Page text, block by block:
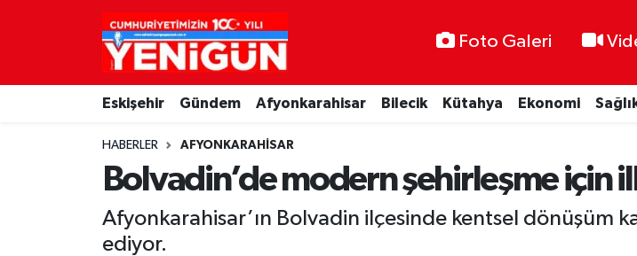
Foto Galeri
Eskişehir Gündem Afyonkarahisar Bilecik Kütahya Ekonomi
HABERLER AFYONKARAHISAR
Bolvadin’de modern şehirleşme için
Afyonkarahisar’ın Bolvadin ilçesinde kentsel dönüşüm
ediyor.
Nöbetçi Eczaneler
Hava Durumu
Tüm Manşetler